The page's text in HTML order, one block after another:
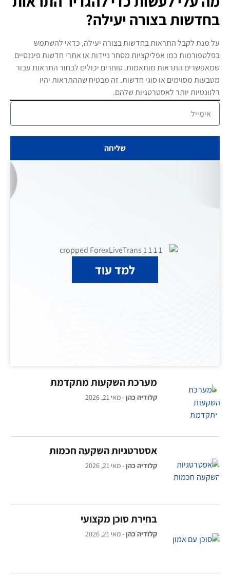
שליחה
למד עוד
מערכת השקעות מתקדמת
קלודיה כהן מאי 21, 2026
אסטרטגיות השקעה חכמות
קלודיה כהן מאי 21, 2026
בחירת סוכן מקצועי
קלודיה כהן מאי 21, 2026
בחדשות בצורה יעילה?
על מנת לקבל התראות בחדשות בצורה יעילה, כדאי להשתמש
בפלטפורמות כמו אפליקציות מסחר ניידות או אתרי חדשות פיננסיים
שמאפשרים התראות מותאמות. סוחרים יכולים לבחור התראות עבור
מטבעות מסוימים או סוגי חדשות. זה מבטיח שההתראות יהיו
רלוונטיות יותר לאסטרטגיות שלהם.